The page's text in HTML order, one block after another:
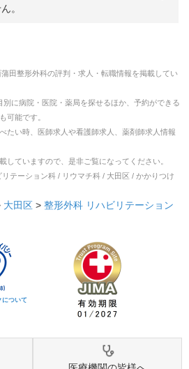
。
蒲田整形外科の評判・求人・転職情報を掲載してい
に病院・医院・薬局を探せるほか、予約ができる
可能です。
たい時、医師求人や看護師求人、薬剤師求人情報
していますので、是非ご覧になってください。
テーション科 / リウマチ科 / 大田区 / かかりつけ
大田区 > 整形外科 リハビリテーション
について